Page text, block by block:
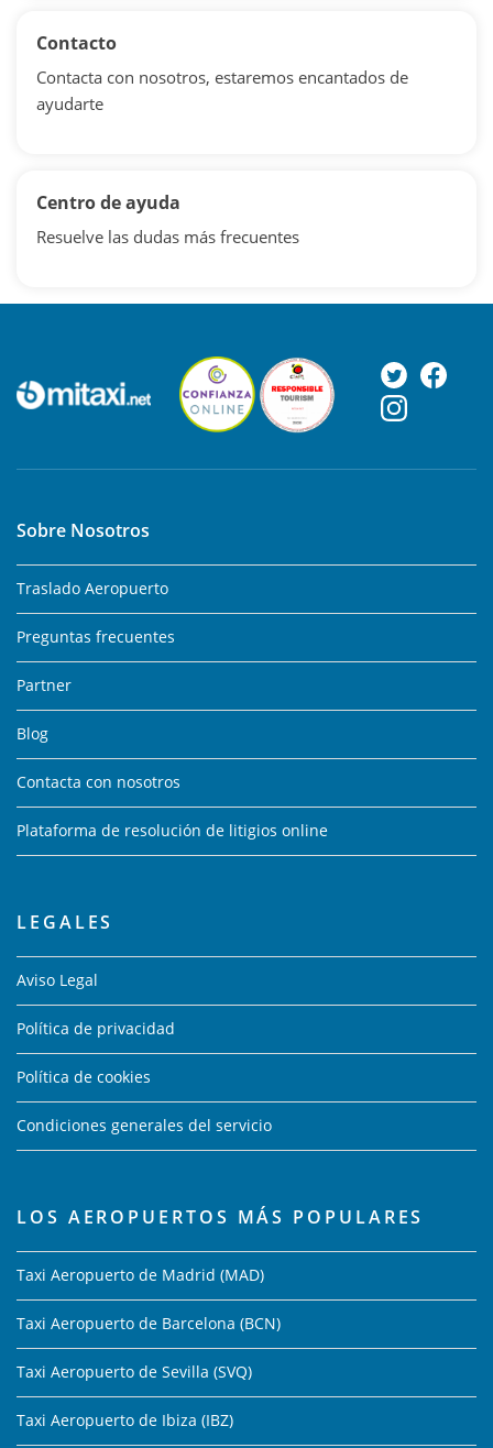
Contacto
Contacta con nosotros, estaremos encantados de
ayudarte
Centro de ayuda
Resuelve las dudas más frecuentes
Sobre Nosotros
Traslado Aeropuerto
Preguntas frecuentes
Partner
Blog
Contacta con nosotros
Plataforma de resolución de litigios online
LEGALES
Aviso Legal
Política de privacidad
Política de cookies
Condiciones generales del servicio
LOS AEROPUERTOS MÁS POPULARES
Taxi Aeropuerto de Madrid (MAD)
Taxi Aeropuerto de Barcelona (BCN)
Taxi Aeropuerto de Sevilla (SVQ)
Taxi Aeropuerto de Ibiza (IBZ)